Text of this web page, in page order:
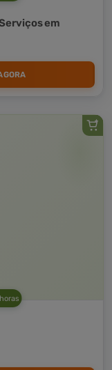
em